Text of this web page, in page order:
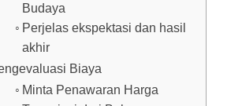
Budaya
Perjelas ekspektasi dan hasil
akhir
Biaya
Minta Penawaran Harga